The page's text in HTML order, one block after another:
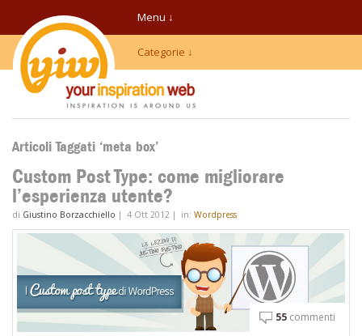
Menu ↓
Categorie ↓
Articoli Taggati ‘meta box’
Custom Post Type: come migliorare
l’esperienza utente?
di Giustino Borzacchiello | 4 Ott 2012 | in: Wordpress
55 commenti